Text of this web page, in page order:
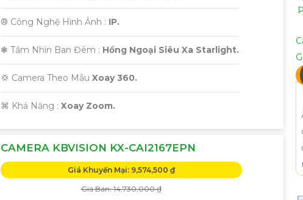
®️ Công Nghệ Hình Ảnh : IP.
❃ Tầm Nhìn Ban Đêm : Hồng Ngoại Siêu Xa Starlight.
💢 Camera Theo Mẫu Xoay 360.
️⌘ Khả Năng : Xoay Zoom.
CAMERA KBVISION KX-CAI2167EPN
Giá Khuyến Mại: 9,574,500 ₫
Giá Bán: 14,730,000 ₫